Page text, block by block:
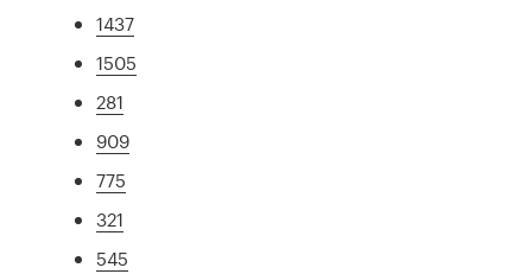
1437
1505
281
909
775
321
545